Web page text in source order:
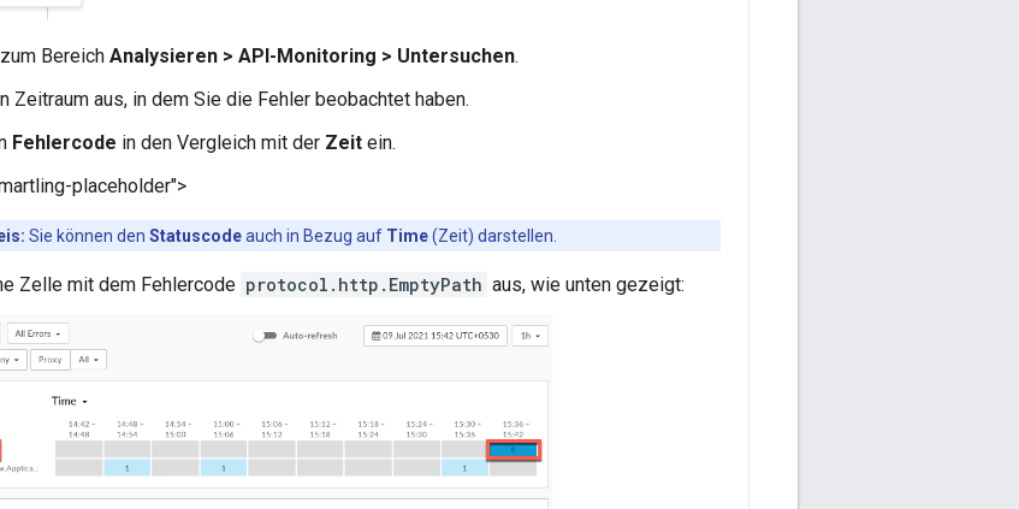
Bereich Analysieren > API-Monitoring > Untersuchen.
Zeitraum aus, in dem Sie die Fehler beobachtet haben.
Fehlercode in den Vergleich mit der Zeit ein.
placeholder">
Sie können den Statuscodeauch in Bezug auf Time(Zeit) darstellen.
Zelle mit dem Fehlercode protocol.http.EmptyPath aus, wie unten gezeigt: